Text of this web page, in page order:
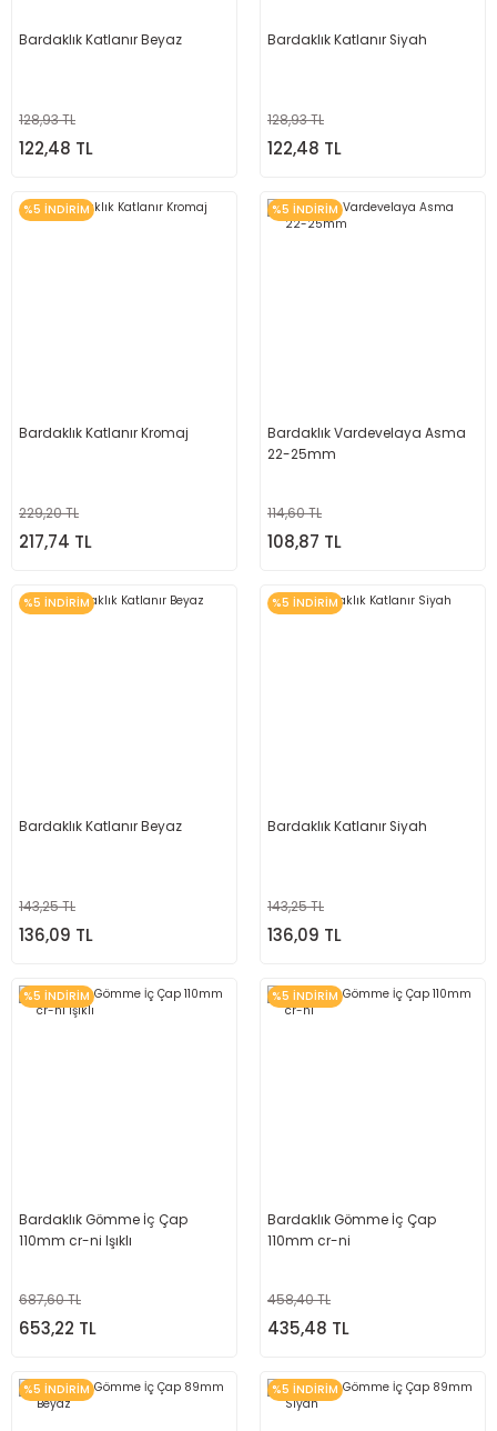
Bardaklık Katlanır Beyaz
128,93 TL
122,48 TL
Bardaklık Katlanır Siyah
128,93 TL
122,48 TL
%5 İNDİRİM
Bardaklık Katlanır Kromaj
229,20 TL
217,74 TL
%5 İNDİRİM
Bardaklık Vardevelaya Asma
22-25mm
114,60 TL
108,87 TL
%5 İNDİRİM
Bardaklık Katlanır Beyaz
143,25 TL
136,09 TL
%5 İNDİRİM
Bardaklık Katlanır Siyah
143,25 TL
136,09 TL
%5 İNDİRİM
Bardaklık Gömme İç Çap
110mm cr-ni Işıklı
687,60 TL
653,22 TL
%5 İNDİRİM
Bardaklık Gömme İç Çap
110mm cr-ni
458,40 TL
435,48 TL
%5 İNDİRİM %5 İNDİRİM